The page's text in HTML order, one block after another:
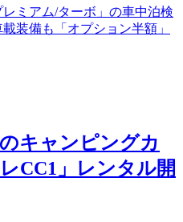
ミアム/ターボ」の車中泊検
装備も「オプション半額」
キャンピングカ
CC1」レンタル開